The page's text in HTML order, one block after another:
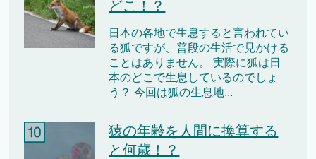
どこ！？
日本の各地で生息すると言われてい
る狐ですが、普段の生活で見かける
ことはありません。 実際に狐は日
本のどこで生息しているのでしょ
う？ 今回は狐の生息地...
猿の年齢を人間に換算する
と何歳！？